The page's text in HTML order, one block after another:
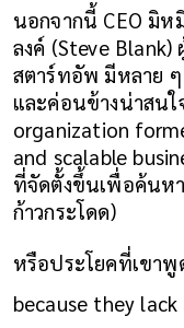
นอกจากนี้ CEO มิห
ลงค์ (Steve Blank)
สตาร์ทอัพ มีหลาย
และค่อนข้างน่าสนใ
organization
and scalable
ที่จัดตั้งขึ้นเพื่อค้นห
ก้าวกระโดด)
หรือประโยคที่เขา
because they